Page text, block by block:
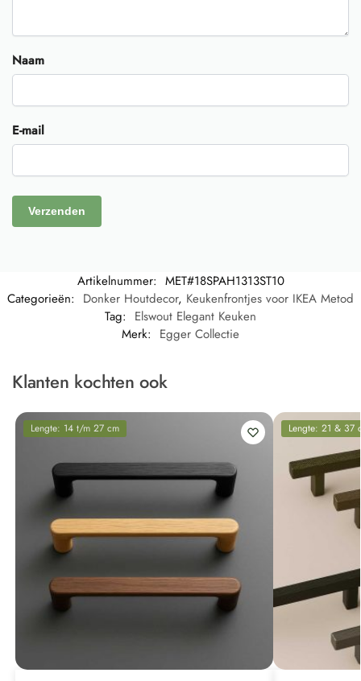
Naam
E-mail
Artikelnummer: MET#18SPAH1313ST10
Categorieën: Donker Houtdecor, Keukenfrontjes voor IKEA Metod
Tag: Elswout Elegant Keuken
Merk: Egger Collectie
Klanten kochten ook
Lengte: 14 t/m 27 cm Lengte: 21 & 37